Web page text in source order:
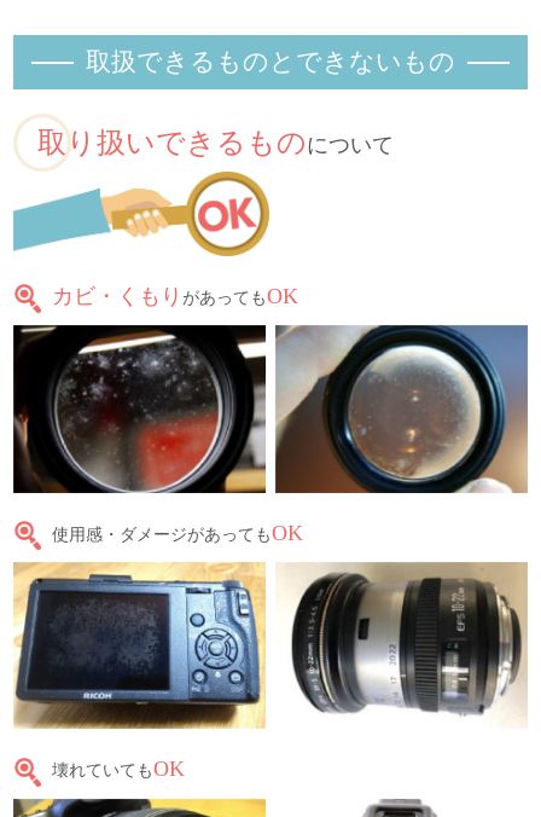
取扱できるものとできないもの
取り扱いできるものについて
カビ・くもり があってもOK
使用感・ダメージがあってもOK
壊れていてもOK